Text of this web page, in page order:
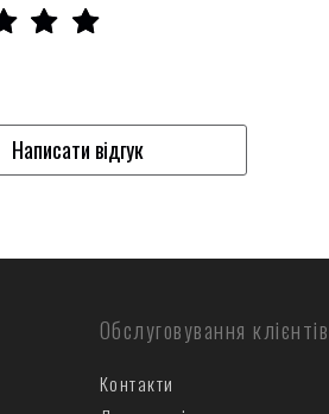
Написати відгук
Обслуговування клієнтів
Контакти